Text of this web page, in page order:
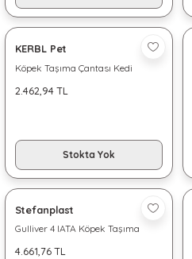
KERBL Pet
Köpek Taşıma Çantası Kedi
2.462,94 TL
Stokta Yok
Stefanplast
Gulliver 4 IATA Köpek Taşıma
4.661,76 TL